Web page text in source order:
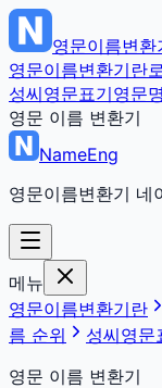
영문이름변환
영문이름변환기란
성씨영문표기영문
영문 이름 변환기
NameEng
영문이름변환기 네
메뉴
영문이름변환기란
름 순위
성씨영문
영문 이름 변환기